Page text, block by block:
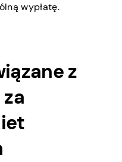
wypłatę.
z